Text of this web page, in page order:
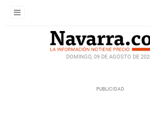
DOMINGO, 09 DE AGOSTO DE